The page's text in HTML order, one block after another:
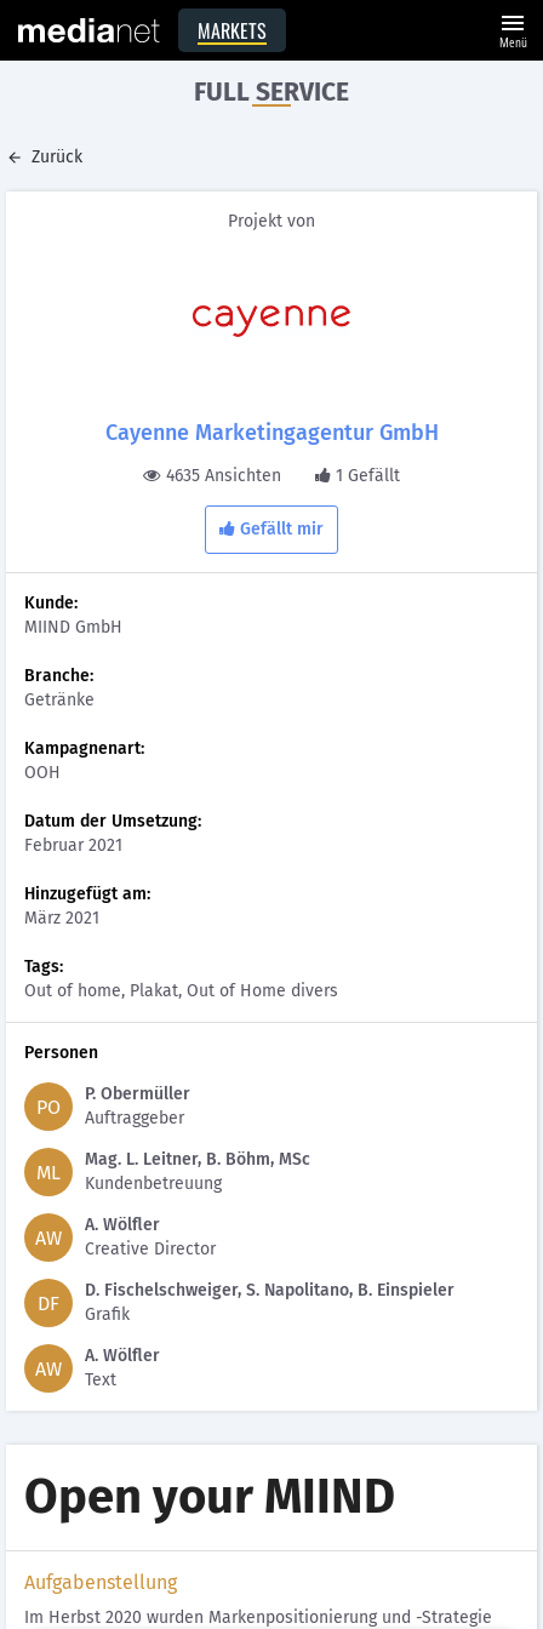
MARKETS menu
Menü
FULL SERVICE
Zurück
Projekt von
Cayenne Marketingagentur GmbH
4635 Ansichten 1 Gefällt
Gefällt mir
Kunde:
MIIND GmbH
Branche:
Getränke
Kampagnenart:
OOH
Datum der Umsetzung:
Februar 2021
Hinzugefügt am:
März 2021
Tags:
Out of home, Plakat, Out of Home divers
Personen
PO
P. Obermüller
Auftraggeber
ML
Mag. L. Leitner, B. Böhm, MSc
Kundenbetreuung
AW
A. Wölfler
Creative Director
DF
D. Fischelschweiger, S. Napolitano, B. Einspieler
Grafik
AW
A. Wölfler
Text
Open your MIIND
Aufgabenstellung
Im Herbst 2020 wurden Markenpositionierung und -Strategie